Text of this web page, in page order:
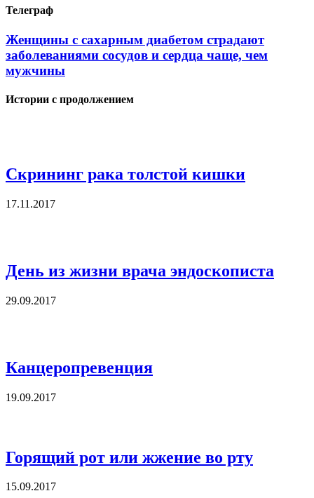
Телеграф
Женщины с сахарным диабетом страдают
заболеваниями сосудов и сердца чаще, чем
мужчины
Истории с продолжением
Скрининг рака толстой кишки
17.11.2017
День из жизни врача эндоскописта
29.09.2017
Канцеропревенция
19.09.2017
Горящий рот или жжение во рту
15.09.2017